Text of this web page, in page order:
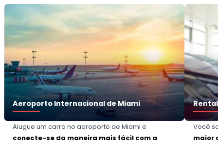
Aeroporto Internacional de Miami
Alugue um carro no aeroporto de Miami e
conecte-se da maneira mais fácil com a
Você
maior